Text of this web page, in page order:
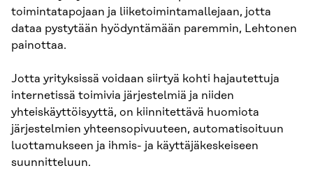
toimintatapojaan ja liiketoimintamallejaan, jotta
dataa pystytään hyödyntämään paremmin, Lehtonen
painottaa.
Jotta yrityksissä voidaan siirtyä kohti hajautettuja
internetissä toimivia järjestelmiä ja niiden
yhteiskäyttöisyyttä, on kiinnitettävä huomiota
järjestelmien yhteensopivuuteen, automatisoituun
luottamukseen ja ihmis- ja käyttäjäkeskeiseen
suunnitteluun.